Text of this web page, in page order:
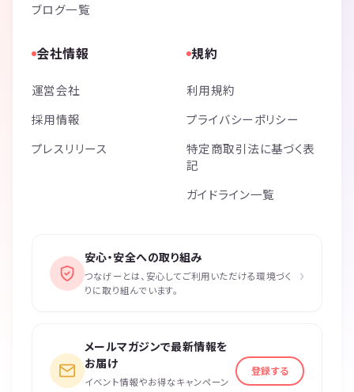
ブログ一覧
会社情報
運営会社
採用情報
プレスリリース
規約
利用規約
プライバシーポリシー
特定商取引法に基づく表
記
ガイドライン一覧
安心・安全への取り組み
つなげーとは、安心してご利用いただける環境づく
りに取り組んでいます。
›
メールマガジンで最新情報を
お届け
イベント情報やお得なキャンペーン
登録する